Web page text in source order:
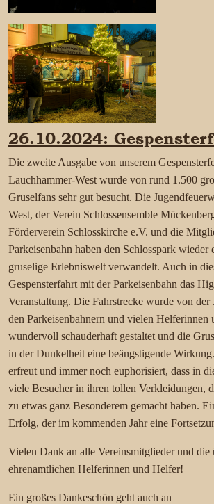
26.10.2024:
Die zweite Ausgabe von unserem
Lauchhammer-West wurde von rund 1.500
Gruselfans sehr gut besucht. Die
West, der Verein Schlossensemble
Förderverein Schlosskirche e.V. und die
Parkeisenbahn haben den Schlosspark wieder
gruselige Erlebniswelt verwandelt. Auch in
Gespensterfahrt mit der Parkeisenbahn das
Veranstaltung. Die Fahrstrecke wurde von der
den Parkeisenbahnern und vielen Helferinnen
wundervoll schauderhaft gestaltet und die
in der Dunkelheit eine beängstigende
erfreut und immer noch euphorisiert, dass in
viele Besucher in ihren tollen Verkleidungen,
zu etwas ganz Besonderem gemacht haben.
Erfolg, der im kommenden Jahr eine
Vielen Dank an alle Vereinsmitglieder und die
ehrenamtlichen Helferinnen und Helfer!
Ein großes Dankeschön geht auch an